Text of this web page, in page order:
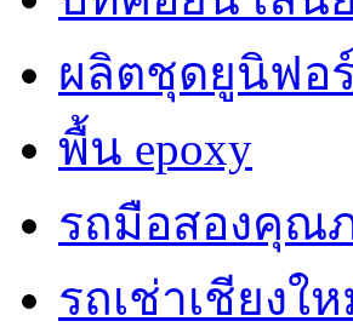
ผลิตชุดยูนิฟอ
พื้น epoxy
รถมือสองคุณ
รถเช่าเชียงใ